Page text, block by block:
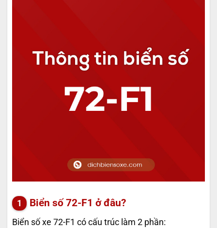
Biển số 72-F1 ở đâu?
Biển số xe 72-F1 có cấu trúc làm 2 phần: